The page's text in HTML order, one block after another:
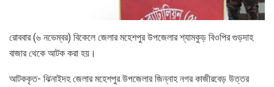
রোববার (৬ নভেম্বর) বিকেলে জেলার মহেশপুর উপজেলার শ্যামকুড় বিওপির গুড়দাহ
বাজার থেকে আটক করা হয়।
আটককৃত- ঝিনাইদহ জেলার মহেশপুর উপজেলার জিন্নাহ নগর কাজীরবেড় উত্তর